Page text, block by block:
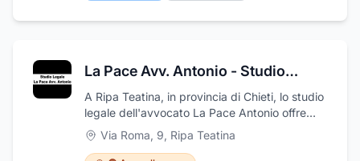
produzione di torte personalizzate, soffioni di
cacionetti. Colombe, pupe e cavalli sempre di
come chiacchiere, castagnole, cicerchiata e
ad Halloween, dolci tipici. Riforniamo negozi,
bar e ristoranti. La sede è in Via Venezia,12 a
Sambuceto di San Giovanni Teatino.
La Pace Avv. Antonio - Studio Legale - Patrocinante in Cassazione
A Ripa Teatina, in provincia di Chieti, lo studio
legale dell'avvocato La Pace Antonio offre
consulenze, assistenza e tutela legale in ogni
ambito del diritto civile, commerciale e
Via Roma, 9, Ripa Teatina